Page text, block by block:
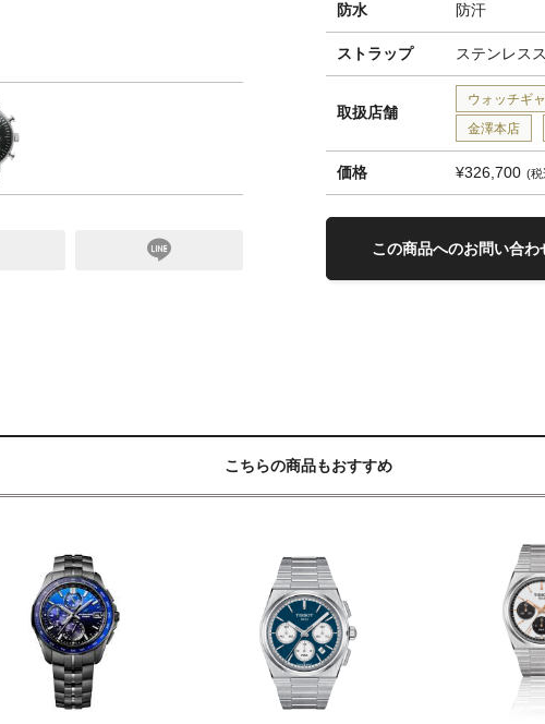
防水 防汗
ストラップ ステンレス
取扱店舗
ウォッチギ
金澤本店
価格 ¥326,700 税
この商品へのお問い合わ
こちらの商品もおすすめ